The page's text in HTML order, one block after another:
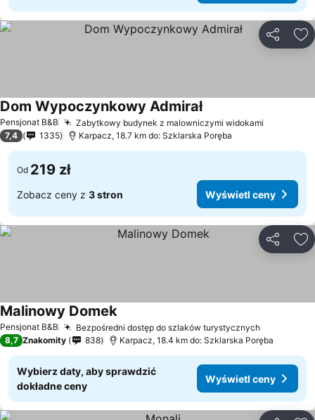
Pensjonat B&B Zabytkowy budynek z malowniczymi widokami
Dom Wypoczynkowy Admirał
7,4 1335 Karpacz, 18.7 km do: Szklarska Poręba
Od 219 zł
Zobacz ceny z 3 stron Wyświetl ceny
Pensjonat B&B Bezpośredni dostęp do szlaków turystycznych
Malinowy Domek
8,7 Znakomity 838 Karpacz, 18.4 km do: Szklarska Poręba
Wybierz daty, aby sprawdzić
dokładne ceny
Wyświetl ceny